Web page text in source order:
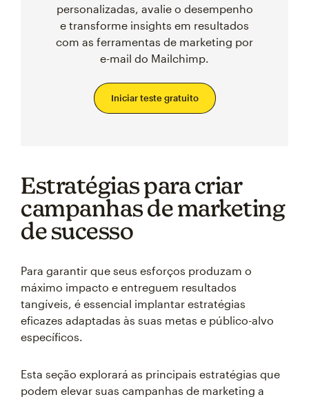
personalizadas, avalie o desempenho
e transforme insights em resultados
com as ferramentas de marketing por
e-mail do Mailchimp.
Iniciar teste gratuito
Estratégias para criar
campanhas de marketing
de sucesso
Para garantir que seus esforços produzam o
máximo impacto e entreguem resultados
tangíveis, é essencial implantar estratégias
eficazes adaptadas às suas metas e público-alvo
específicos.
Esta seção explorará as principais estratégias que
podem elevar suas campanhas de marketing a